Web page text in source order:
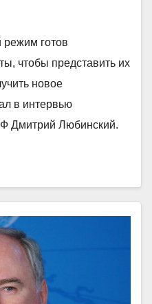
готов
чтобы представить их
новое
в интервью
Дмитрий Любинский.